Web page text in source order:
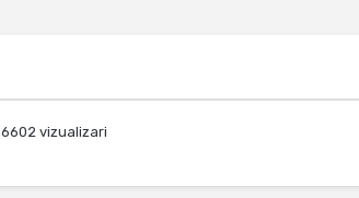
6602 vizualizari